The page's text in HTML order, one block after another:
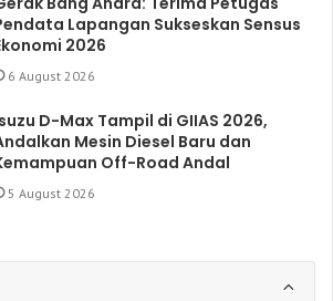
Lapangan Sukseskan Sensus
2026
6 August 2026
D-Max Tampil di GIIAS 2026,
Mesin Diesel Baru dan
Off-Road Andal
5 August 2026